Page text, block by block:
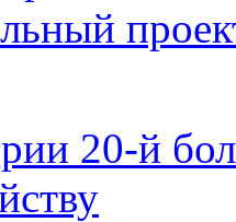
20-й